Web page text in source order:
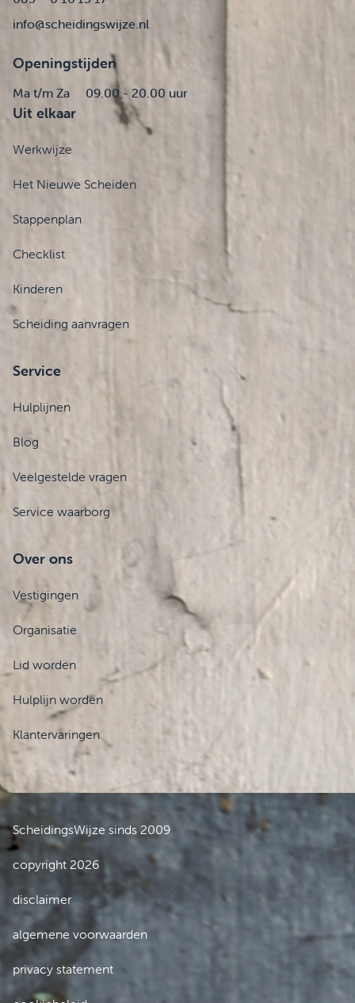
info@scheidingswijze.nl
Openingstijden
Ma t/m Za 09.00 - 20.00 uur
Uit elkaar
Werkwijze
Het Nieuwe Scheiden
Stappenplan
Checklist
Kinderen
Scheiding aanvragen
Service
Hulplijnen
Blog
Veelgestelde vragen
Service waarborg
Over ons
Vestigingen
Organisatie
Lid worden
Hulplijn worden
Klantervaringen
ScheidingsWijze sinds 2009
copyright 2026
disclaimer
algemene voorwaarden
privacy statement